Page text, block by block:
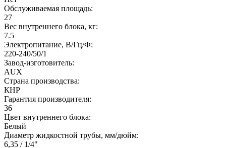
Обслуживаемая площадь:
27
Вес внутреннего блока, кг:
7.5
Электропитание, В/Гц/Ф:
220-240/50/1
Завод-изготовитель:
AUX
Страна производства:
КНР
Гарантия производителя:
36
Цвет внутреннего блока:
Белый
Диаметр жидкостной трубы, мм/дюйм:
6,35 / 1/4"